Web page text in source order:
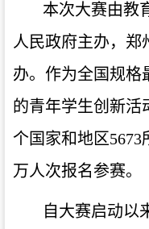
本次大赛由教
人民政府主办，郑
办。作为全国规格
的青年学生创新活
个国家和地区5673
万人次报名参赛。
自大赛启动以